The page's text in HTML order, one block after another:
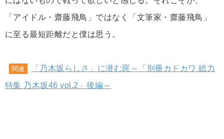
「アイドル・齋藤飛鳥」ではなく「文筆家・齋藤飛鳥」
に至る最短距離だと僕は思う。
関連
「乃木坂らしさ」に潜む罠～「別冊カドカワ 総力
特集 乃木坂46 vol.2」後編～